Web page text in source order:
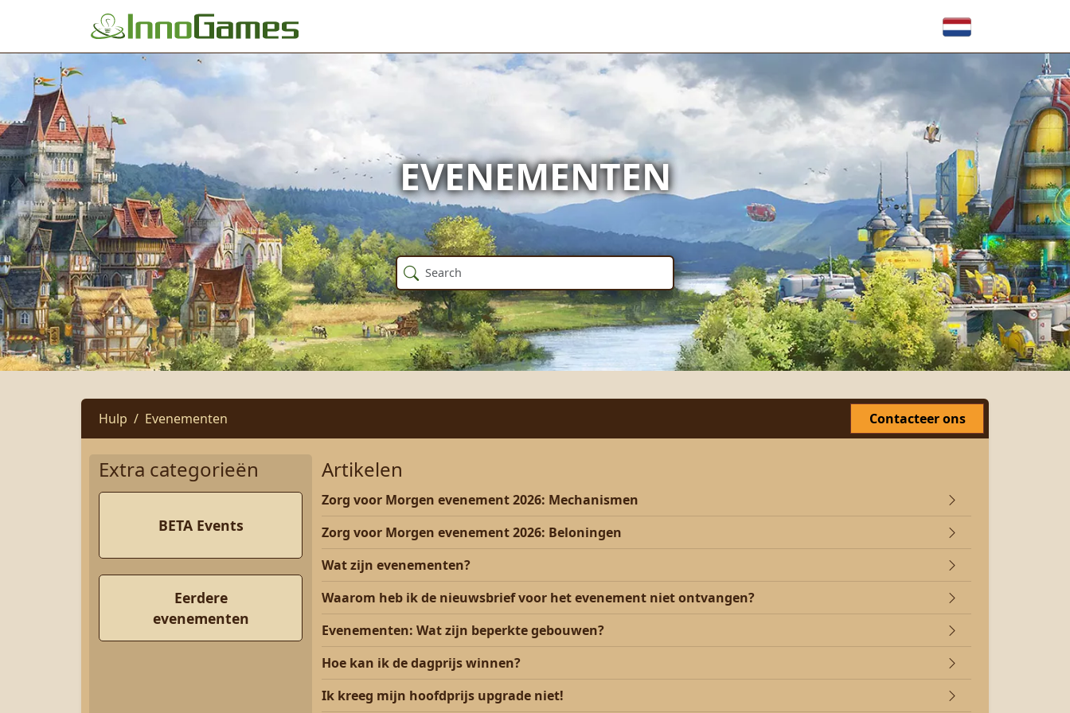
EVENEMENTEN
Hulp Evenementen Contacteer ons
Extra categorieën
BETA Events
Eerdere
evenementen
Artikelen
Zorg voor Morgen evenement 2026: Mechanismen
Zorg voor Morgen evenement 2026: Beloningen
Wat zijn evenementen?
Waarom heb ik de nieuwsbrief voor het evenement niet ontvangen?
Evenementen: Wat zijn beperkte gebouwen?
Hoe kan ik de dagprijs winnen?
Ik kreeg mijn hoofdprijs upgrade niet!